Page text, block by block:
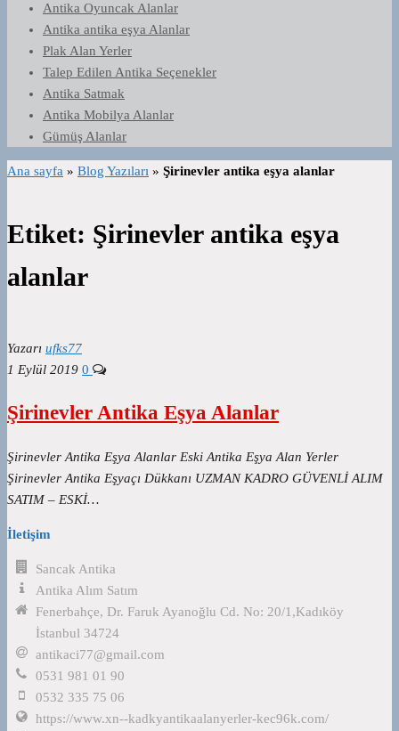
Antika Oyuncak Alanlar
Antika antika eşya Alanlar
Plak Alan Yerler
Talep Edilen Antika Seçenekler
Antika Satmak
Antika Mobilya Alanlar
Gümüş Alanlar
Ana sayfa » Blog Yazıları » Şirinevler antika eşya alanlar
Etiket: Şirinevler antika eşya
alanlar
Yazarı ufks77
1 Eylül 2019 0
Şirinevler Antika Eşya Alanlar
Şirinevler Antika Eşya Alanlar Eski Antika Eşya Alan Yerler
Şirinevler Antika Eşyaçı Dükkanı UZMAN KADRO GÜVENLİ ALIM
SATIM – ESKİ…
İletişim
Sancak Antika
Antika Alım Satım
Fenerbahçe, Dr. Faruk Ayanoğlu Cd. No: 20/1,Kadıköy
İstanbul 34724
antikaci77@gmail.com
0531 981 01 90
0532 335 75 06
https://www.xn--kadkyantikaalanyerler-kec96k.com/